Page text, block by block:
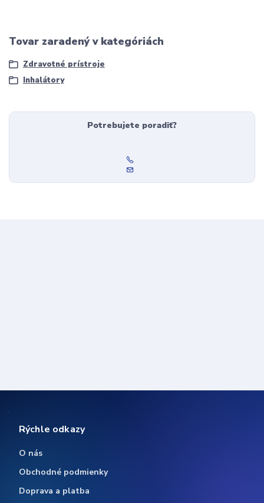
Tovar zaradený v kategóriách
Zdravotné prístroje
Inhalátory
Potrebujete poradiť?
Rýchle odkazy
O nás
Obchodné podmienky
Doprava a platba